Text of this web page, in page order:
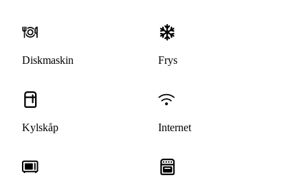
Diskmaskin Frys
Kylskåp Internet